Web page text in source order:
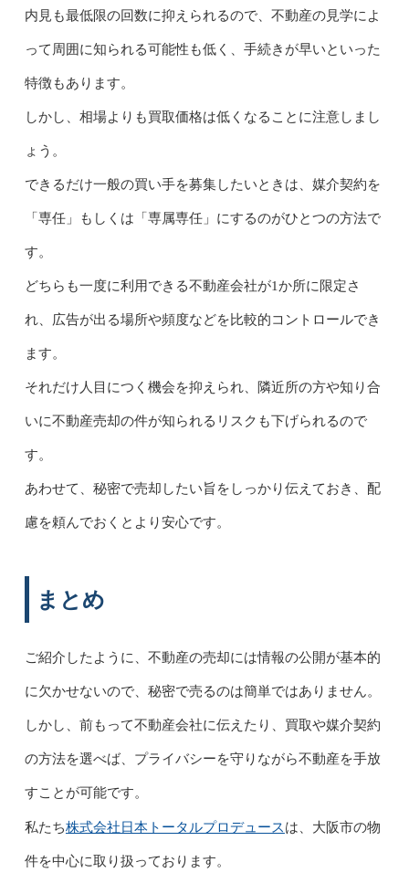
内見も最低限の回数に抑えられるので、不動産の見学によ
って周囲に知られる可能性も低く、手続きが早いといった
特徴もあります。
しかし、相場よりも買取価格は低くなることに注意しまし
ょう。
できるだけ一般の買い手を募集したいときは、媒介契約を
「専任」もしくは「専属専任」にするのがひとつの方法で
す。
どちらも一度に利用できる不動産会社が1か所に限定さ
れ、広告が出る場所や頻度などを比較的コントロールでき
ます。
それだけ人目につく機会を抑えられ、隣近所の方や知り合
いに不動産売却の件が知られるリスクも下げられるので
す。
あわせて、秘密で売却したい旨をしっかり伝えておき、配
慮を頼んでおくとより安心です。
まとめ
ご紹介したように、不動産の売却には情報の公開が基本的
に欠かせないので、秘密で売るのは簡単ではありません。
しかし、前もって不動産会社に伝えたり、買取や媒介契約
の方法を選べば、プライバシーを守りながら不動産を手放
すことが可能です。
私たち株式会社日本トータルプロデュースは、大阪市の物
件を中心に取り扱っております。